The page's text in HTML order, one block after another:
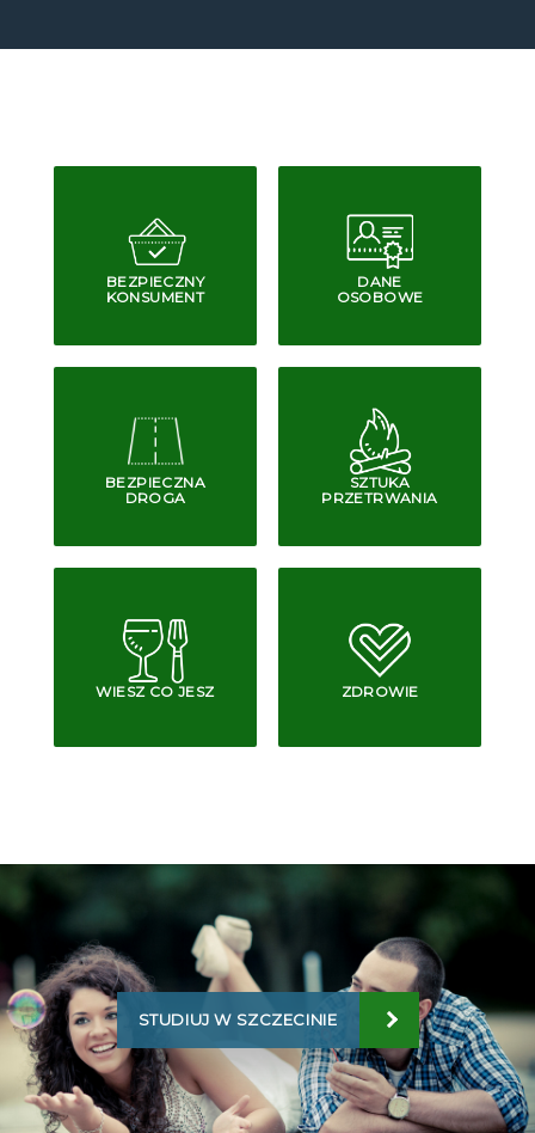
BEZPIECZNY
KONSUMENT
DANE
OSOBOWE
BEZPIECZNA
DROGA
SZTUKA
PRZETRWANIA
WIESZ CO JESZ ZDROWIE
STUDIUJ W SZCZECINIE